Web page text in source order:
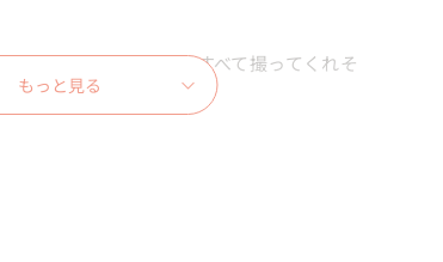
らば撮りたい写真をすべて撮ってくれそ
もっと見る